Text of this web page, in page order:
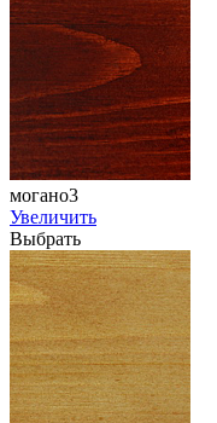
могано3
Увеличить
Выбрать